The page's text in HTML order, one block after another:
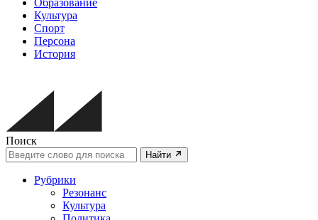
Образование
Культура
Спорт
Персона
История
Поиск
Найти
Рубрики
Резонанс
Культура